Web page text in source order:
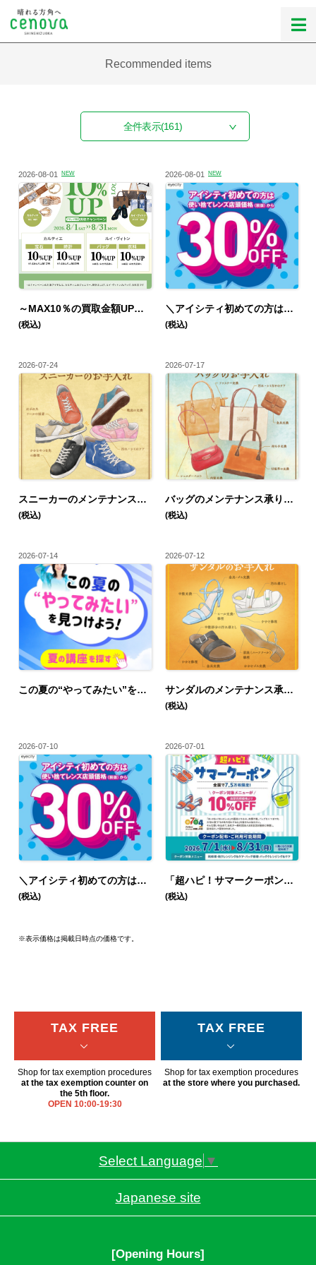
Recommended items
全件表示(161)
2026-08-01 NEW
～MAX10％の買取金額UPキャンペーン～
(税込)
2026-08-01 NEW
＼アイシティ初めての方は／使い捨てレンズが店頭価格(税抜)から30%OFF！
(税込)
2026-07-24
スニーカーのメンテナンス承ります！
(税込)
2026-07-17
バッグのメンテナンス承ります！
(税込)
2026-07-14
この夏の“やってみたい”を見つけよう！【カルチャースクール】
2026-07-12
サンダルのメンテナンス承ります！
(税込)
2026-07-10
＼アイシティ初めての方は／使い捨てレンズが店頭価格(税抜)から30%OFF！
(税込)
2026-07-01
「超ハピ！サマークーポン」プレゼント
(税込)
※表示価格は掲載日時点の価格です。
TAX FREE
Shop for tax exemption procedures
at the tax exemption counter on
the 5th floor.
OPEN 10:00-19:30
TAX FREE
Shop for tax exemption procedures
at the store where you purchased.
Select Language ▼
Japanese site
[Opening Hours]